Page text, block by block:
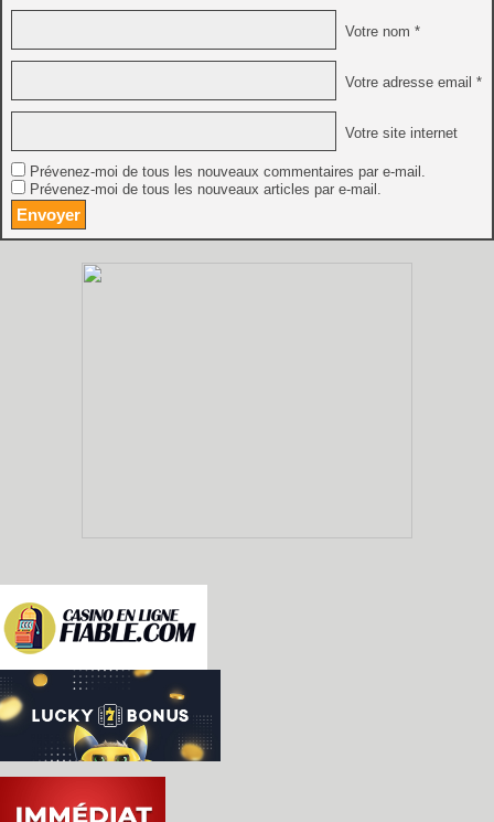
Votre nom *
Votre adresse email *
Votre site internet
Prévenez-moi de tous les nouveaux commentaires par e-mail.
Prévenez-moi de tous les nouveaux articles par e-mail.